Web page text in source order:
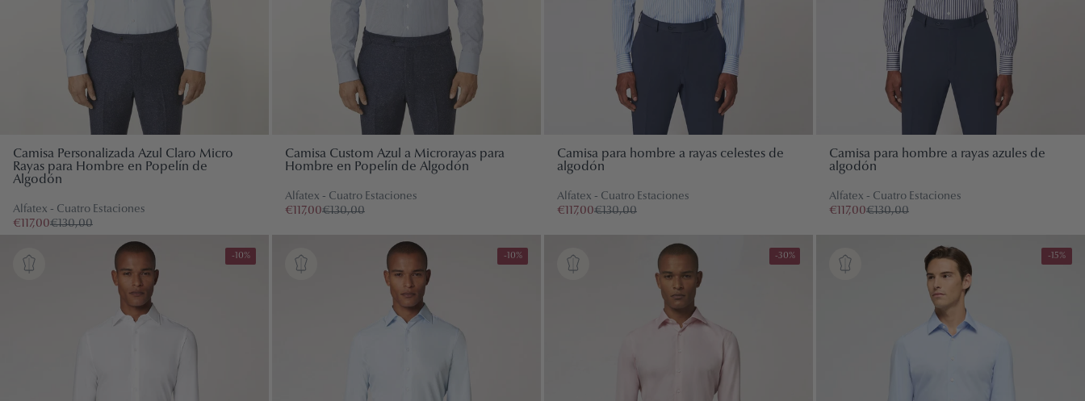
Camisa Personalizada Azul Claro Micro
Rayas para Hombre en Popelín de
Algodón
Alfatex - Cuatro Estaciones
€117,00€130,00
Camisa Custom Azul a Microrayas para
Hombre en Popelín de Algodón
Alfatex - Cuatro Estaciones
€117,00€130,00
Camisa para hombre a rayas celestes de
algodón
Alfatex - Cuatro Estaciones
€117,00€130,00
Camisa para hombre a rayas azules de
algodón
Alfatex - Cuatro Estaciones
€117,00€130,00
-10% -10% -30% -15%